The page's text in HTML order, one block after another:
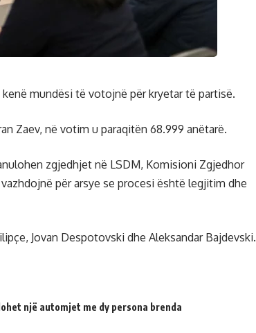
mundësi të votojnë për kryetar të partisë.
Zaev, në votim u paraqitën 68.999 anëtarë.
zgjedhjet në LSDM, Komisioni Zgjedhor
për arsye se procesi është legjitim dhe
Jovan Despotovski dhe Aleksandar Bajdevski.
një automjet me dy persona brenda